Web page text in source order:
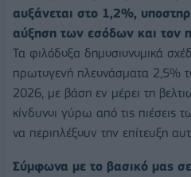
αυξάνεται στο 1,2%,
αύξηση των εσόδων και τον
Τα φιλόδοξα δημοσιονομικά
πρωτογενή πλεονάσματα 2,5%
2026, με βάση εν μέρει τη
κίνδυνοι γύρω από τις
να περιπλέξουν την επίτευξη
Σύμφωνα με το βασικό μας